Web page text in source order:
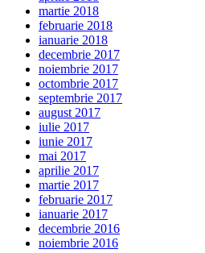
martie 2018
februarie 2018
ianuarie 2018
decembrie 2017
noiembrie 2017
octombrie 2017
septembrie 2017
august 2017
iulie 2017
iunie 2017
mai 2017
aprilie 2017
martie 2017
februarie 2017
ianuarie 2017
decembrie 2016
noiembrie 2016